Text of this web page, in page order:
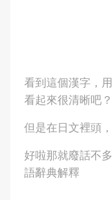
看到這個漢字，
看起來很清晰吧？
但是在日文裡頭
好啦那就廢話不
語辭典解釋